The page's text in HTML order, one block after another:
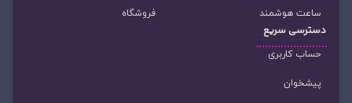
ساعت هوشمند فروشگاه
دسترسی سریع
حساب کاربری
پیشخوان